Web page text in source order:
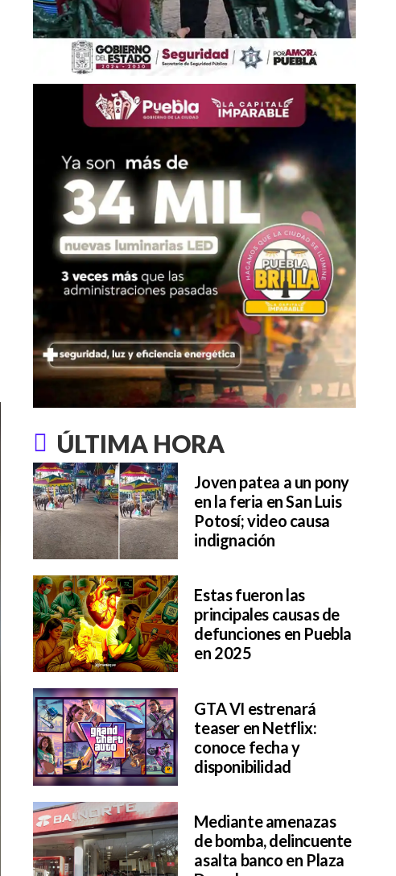
ÚLTIMA HORA
Joven patea a un pony
en la feria en San Luis
Potosí; video causa
indignación
Estas fueron las
principales causas de
defunciones en Puebla
en 2025
GTA VI estrenará
teaser en Netflix:
conoce fecha y
disponibilidad
Mediante amenazas
de bomba, delincuente
asalta banco en Plaza